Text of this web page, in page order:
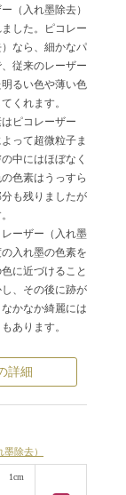
（入れ墨除去）
した。ピコレー
なら、細かなパ
従来のレーザー
るい色や薄い色
くれます。
ピコレーザー
って超微粒子ま
中にはほぼなく
色素はうっすら
も残りましたが
ーザー（入れ墨
入れ墨の色素を
に近づけること
、その後に跡が
かなか綺麗には
あります。
詳細
除去）
1cm